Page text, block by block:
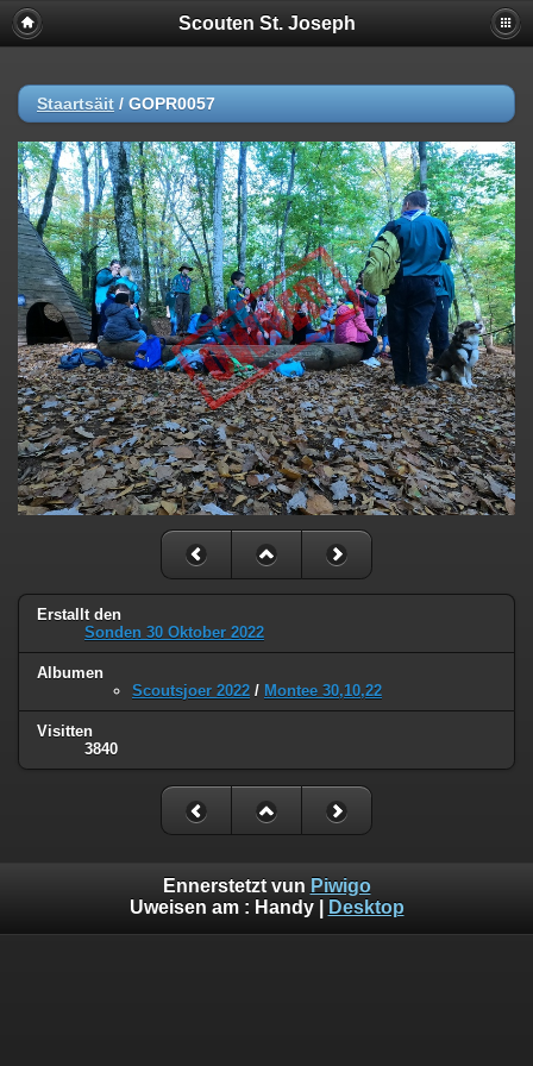
Scouten St. Joseph
Staartsäit / GOPR0057
Erstallt den
Sonden 30 Oktober 2022
Albumen
Scoutsjoer 2022 / Montee 30,10,22
Visitten
3840
Ennerstetzt vun Piwigo
Uweisen am : Handy| Desktop